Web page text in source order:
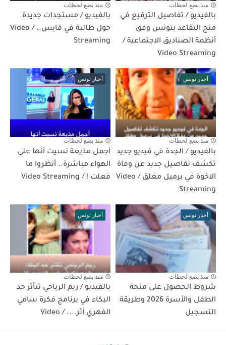
منذ بضع لحظات
بالفيديو / تفاصيل الترفيع في
منح التقاعد بتونس وفق
أنظمة الصناديق الاجتماعية /
Video Streaming
منذ بضع لحظات
بالفيديو / مستجدات جديدة
حول طالبة في قابس.. / Video
Streaming
أخبار تونس
منذ بضع لحظات
بالفيديو / الجدة في فيديو جديد
تكشف تفاصيل جديد عن وفاة
الاخوة في برميل مغلق / Video
Streaming
أخبار تونس
منذ بضع لحظات
أجمل مذيعة نسيت أنها على
الهواء مباشرة.. أنظروا ما
فعلت ! / Video Streaming
أخبار تونس
منذ بضع لحظات
شروط الحصول على منحة
الطفل والأسرة 2026 وطريقة
التسجيل
أخبار تونس
منذ بضع لحظات
بالفيديو / ريم الرياحي تتأثر حد
البكاء في برنامج فكرة سامي
الفهري أثر.... / Video